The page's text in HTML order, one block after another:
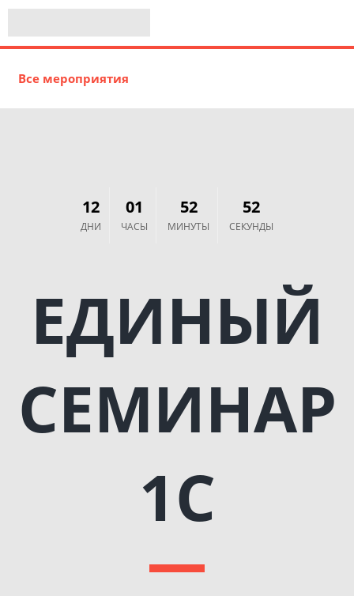
Все мероприятия
12
ДНИ
01
ЧАСЫ
52
МИНУТЫ
52
СЕКУНДЫ
ЕДИНЫЙ
СЕМИНАР
1С